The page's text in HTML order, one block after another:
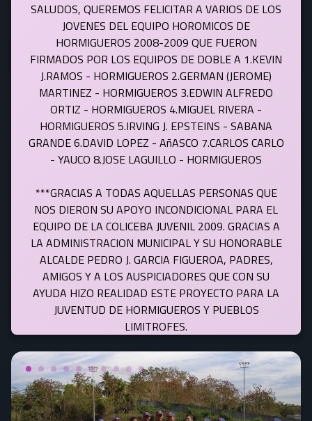
SALUDOS, QUEREMOS FELICITAR A VARIOS DE LOS
JOVENES DEL EQUIPO HOROMICOS DE
HORMIGUEROS 2008-2009 QUE FUERON
FIRMADOS POR LOS EQUIPOS DE DOBLE A 1.KEVIN
J.RAMOS - HORMIGUEROS 2.GERMAN (JEROME)
MARTINEZ - HORMIGUEROS 3.EDWIN ALFREDO
ORTIZ - HORMIGUEROS 4.MIGUEL RIVERA -
HORMIGUEROS 5.IRVING J. EPSTEINS - SABANA
GRANDE 6.DAVID LOPEZ - AñASCO 7.CARLOS CARLO
- YAUCO 8.JOSE LAGUILLO - HORMIGUEROS
***GRACIAS A TODAS AQUELLAS PERSONAS QUE
NOS DIERON SU APOYO INCONDICIONAL PARA EL
EQUIPO DE LA COLICEBA JUVENIL 2009. GRACIAS A
LA ADMINISTRACION MUNICIPAL Y SU HONORABLE
ALCALDE PEDRO J. GARCIA FIGUEROA, PADRES,
AMIGOS Y A LOS AUSPICIADORES QUE CON SU
AYUDA HIZO REALIDAD ESTE PROYECTO PARA LA
JUVENTUD DE HORMIGUEROS Y PUEBLOS
LIMITROFES.